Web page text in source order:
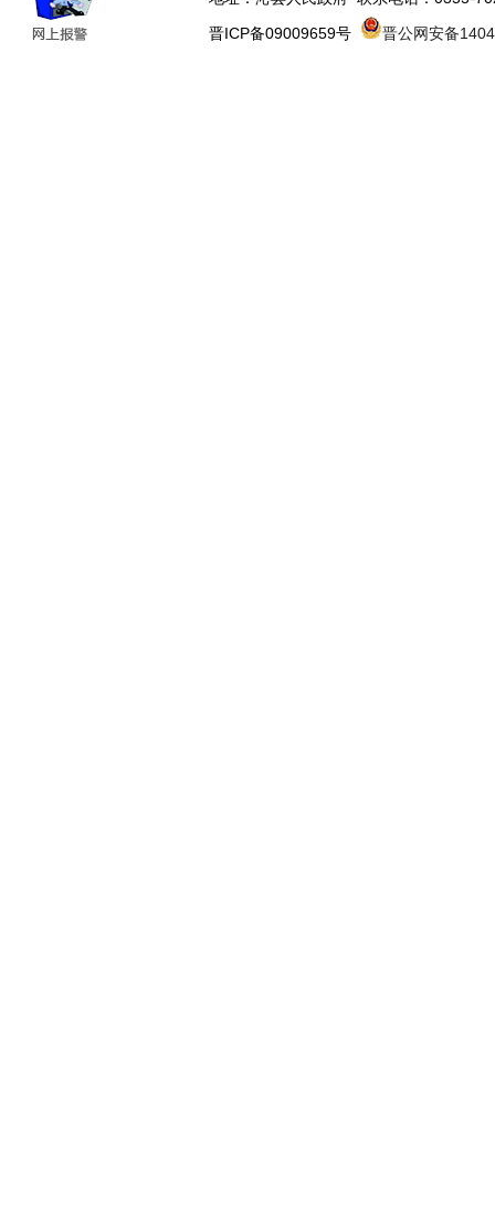
晋ICP备09009659号
晋公网安备